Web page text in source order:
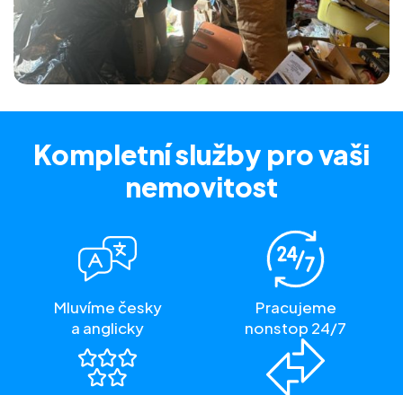
Kompletní služby pro vaši
nemovitost
Mluvíme česky
a anglicky
Pracujeme
nonstop 24/7